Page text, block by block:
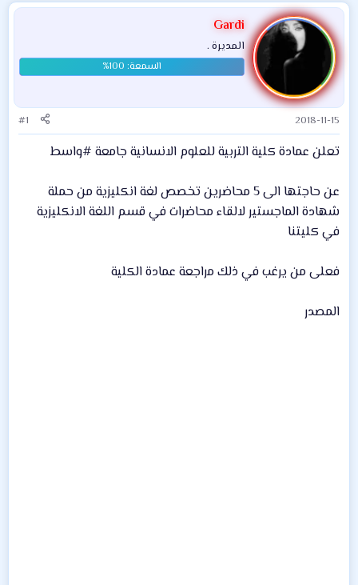
Gardi
المديرة .
2018-11-15
#1
تعلن عمادة كلية التربية للعلوم الانسانية جامعة #واسط
عن حاجتها الى 5 محاضرين تخصص لغة انكليزية من حملة
شهادة الماجستير لالقاء محاضرات في قسم اللغة الانكليزية
في كليتنا
فعلى من يرغب في ذلك مراجعة عمادة الكلية
المصدر